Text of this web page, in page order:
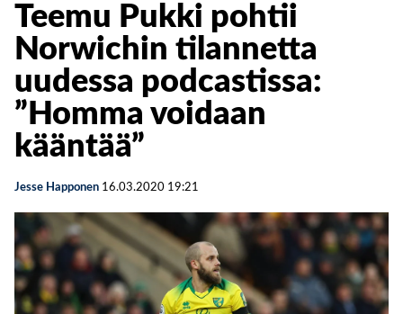
Teemu Pukki pohtii
Norwichin tilannetta
uudessa podcastissa:
”Homma voidaan
kääntää”
Jesse Happonen 16.03.2020 19:21